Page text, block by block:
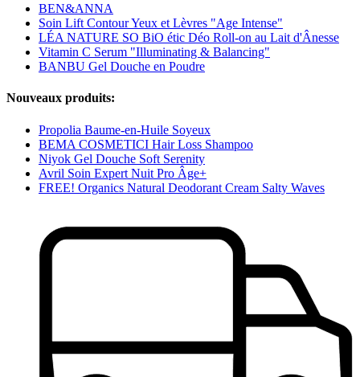
BEN&ANNA
Soin Lift Contour Yeux et Lèvres "Age Intense"
LÉA NATURE SO BiO étic Déo Roll-on au Lait d'Ânesse
Vitamin C Serum "Illuminating & Balancing"
BANBU Gel Douche en Poudre
Nouveaux produits:
Propolia Baume-en-Huile Soyeux
BEMA COSMETICI Hair Loss Shampoo
Niyok Gel Douche Soft Serenity
Avril Soin Expert Nuit Pro Âge+
FREE! Organics Natural Deodorant Cream Salty Waves